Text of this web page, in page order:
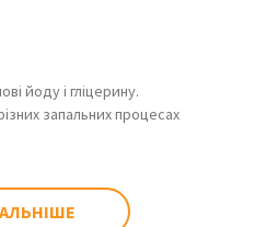
йоду і гліцерину.
запальних процесах